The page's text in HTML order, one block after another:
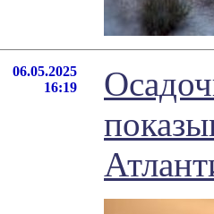
06.05.2025
16:19